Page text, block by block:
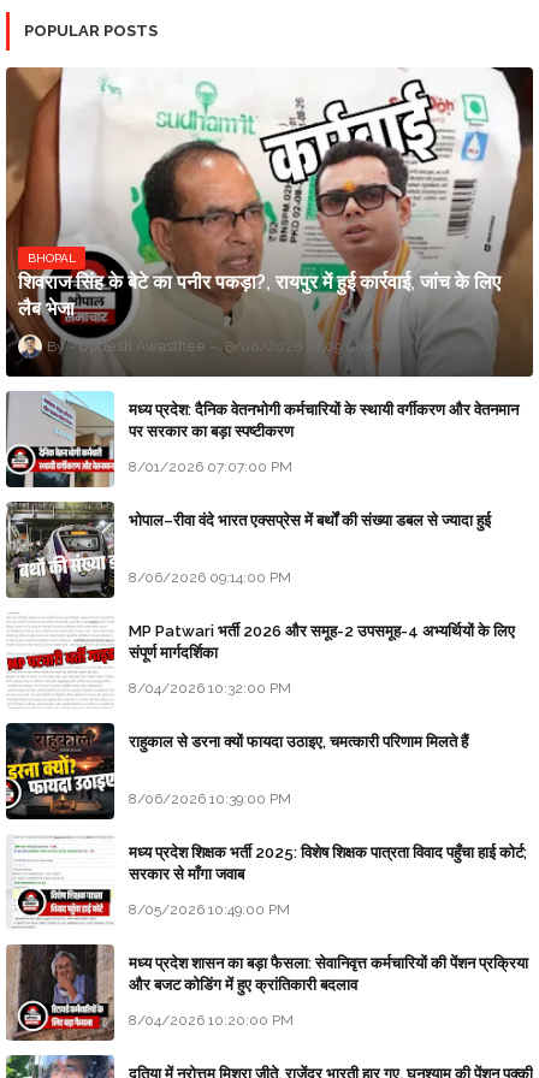
POPULAR POSTS
BHOPAL
शिवराज सिंह के बेटे का पनीर पकड़ा?, रायपुर में हुई कार्रवाई, जांच के लिए
लैब भेजा
Updesh Awasthee 8/06/2026 10:09:00 PM
मध्य प्रदेश: दैनिक वेतनभोगी कर्मचारियों के स्थायी वर्गीकरण और वेतनमान
पर सरकार का बड़ा स्पष्टीकरण
8/01/2026 07:07:00 PM
भोपाल–रीवा वंदे भारत एक्सप्रेस में बर्थों की संख्या डबल से ज्यादा हुई
8/06/2026 09:14:00 PM
MP Patwari भर्ती 2026 और समूह-2 उपसमूह-4 अभ्यर्थियों के लिए
संपूर्ण मार्गदर्शिका
8/04/2026 10:32:00 PM
राहुकाल से डरना क्यों फायदा उठाइए, चमत्कारी परिणाम मिलते हैं
8/06/2026 10:39:00 PM
मध्य प्रदेश शिक्षक भर्ती 2025: विशेष शिक्षक पात्रता विवाद पहुँचा हाई कोर्ट;
सरकार से माँगा जवाब
8/05/2026 10:49:00 PM
मध्य प्रदेश शासन का बड़ा फैसला: सेवानिवृत्त कर्मचारियों की पेंशन प्रक्रिया
और बजट कोडिंग में हुए क्रांतिकारी बदलाव
8/04/2026 10:20:00 PM
दतिया में नरोत्तम मिश्रा जीते, राजेंद्र भारती हार गए, घनश्याम की पेंशन पक्की